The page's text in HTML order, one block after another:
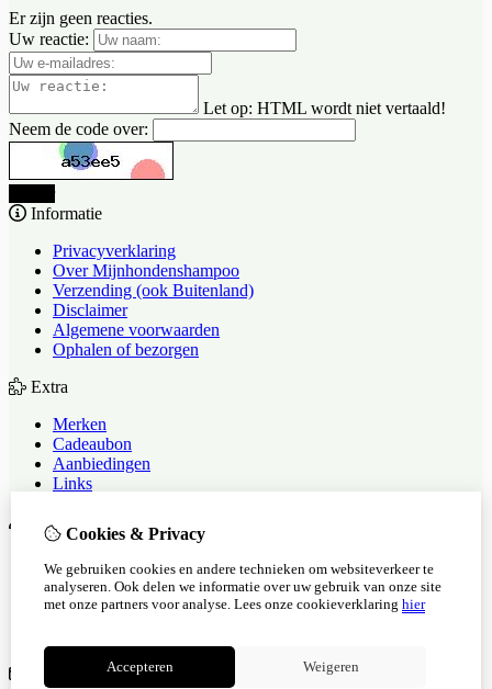
Er zijn geen reacties.
Uw reactie:
Let op: HTML wordt niet vertaald!
Neem de code over:
Informatie
Privacyverklaring
Over Mijnhondenshampoo
Verzending (ook Buitenland)
Disclaimer
Algemene voorwaarden
Ophalen of bezorgen
Extra
Merken
Cadeaubon
Aanbiedingen
Links
Mijn account
Bestelhistorie
Verlanglijst
Nieuwsbrief
Klantenservice
Cookies & Privacy
We gebruiken cookies en andere technieken om websiteverkeer te
analyseren. Ook delen we informatie over uw gebruik van onze site
met onze partners voor analyse. Lees onze cookieverklaring hier
Accepteren Weigeren